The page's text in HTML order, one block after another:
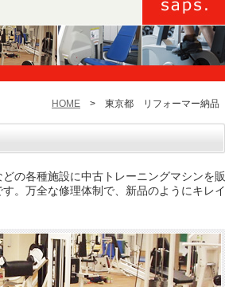
HOME > 東京都 リフォーマー納品
の各種施設に中古トレーニングマシンを販
。万全な修理体制で、新品のようにキレイ